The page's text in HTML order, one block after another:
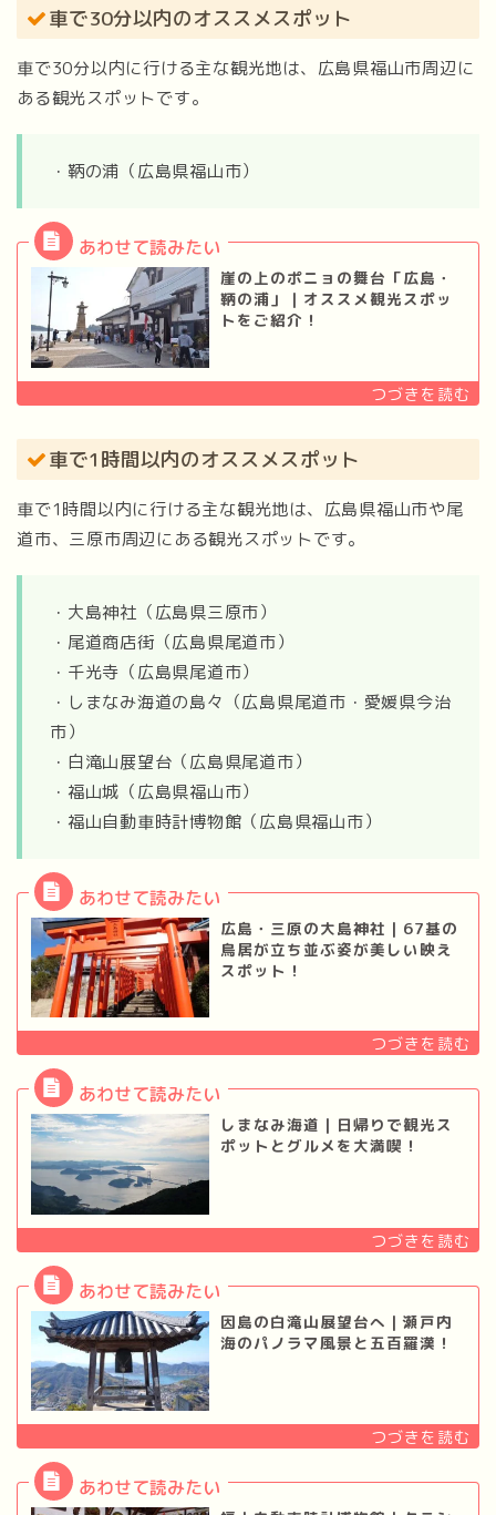
車で30分以内のオススメスポット
車で30分以内に行ける主な観光地は、広島県福山市周辺に
ある観光スポットです。
・鞆の浦（広島県福山市）
崖の上のポニョの舞台「広島・
鞆の浦」｜オススメ観光スポッ
トをご紹介！
車で1時間以内のオススメスポット
車で1時間以内に行ける主な観光地は、広島県福山市や尾
道市、三原市周辺にある観光スポットです。
・大島神社（広島県三原市）
・尾道商店街（広島県尾道市）
・千光寺（広島県尾道市）
・しまなみ海道の島々（広島県尾道市・愛媛県今治
市）
・白滝山展望台（広島県尾道市）
・福山城（広島県福山市）
・福山自動車時計博物館（広島県福山市）
広島・三原の大島神社｜67基の
鳥居が立ち並ぶ姿が美しい映え
スポット！
しまなみ海道｜日帰りで観光ス
ポットとグルメを大満喫！
因島の白滝山展望台へ｜瀬戸内
海のパノラマ風景と五百羅漢！